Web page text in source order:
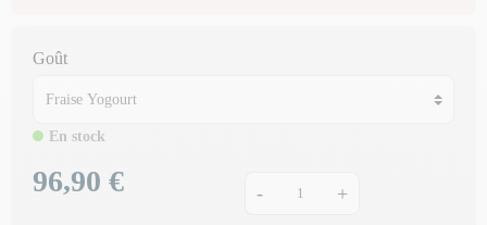
Goût
En stock
Prix
96,90 € - +